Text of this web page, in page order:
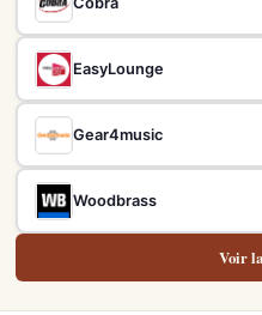
EasyLounge
Gear4music
Woodbrass
Voir